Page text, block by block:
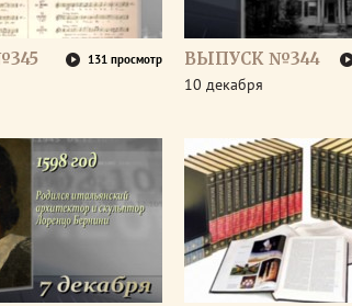
131 просмотр ВЫПУСК №344
10 декабря